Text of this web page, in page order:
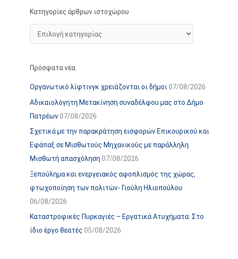
ρ
ι
α
ρ
τ
ή
σ
ε
ω
ν
Κατηγορίες άρθρων ιστοχώρου
γ
ο
ε
ρ
θ
ρ
ω
ν
ι
σ
τ
ο
χ
Πρόσφατα νέα
Οργανωτικό λίφτινγκ χρειάζονται οι δήμοι07/08/2026
Αδικαιολόγητη Μετακίνηση συναδέλφου μας στο Δήμο
Πατρέων07/08/2026
Σχετικά με την παρακράτηση εισφορών Επικουρικού και
Εφάπαξ σε Μισθωτούς Μηχανικούς με παράλληλη
Μισθωτή απασχόληση 07/08/2026
Ξεπούλημα και ενεργειακός αφοπλισμός της χώρας,
φτωχοποίηση των πολιτών- Γιούλη Ηλιοπούλου
06/08/2026
Καταστροφικές Πυρκαγιές – Εργατικά Ατυχήματα: Στο
ίδιο έργο θεατές 05/08/2026